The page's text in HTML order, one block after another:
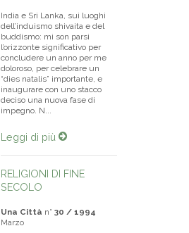
India e Sri Lanka, sui luoghi
dell’induismo shivaita e del
buddismo: mi son parsi
l’orizzonte significativo per
concludere un anno per me
doloroso, per celebrare un
“dies natalis” importante, e
inaugurare con uno stacco
deciso una nuova fase di
impegno. N...
Leggi di più
RELIGIONI DI FINE
SECOLO
Una Città n° 30 / 1994
Marzo